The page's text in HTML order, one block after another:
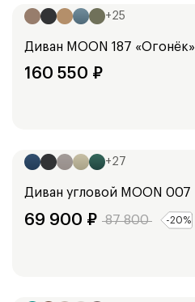
+25
Диван MOON 187 «Огонёк»
160 550 ₽
+27
Диван угловой MOON 007
69 900 ₽ 87 800 -20%